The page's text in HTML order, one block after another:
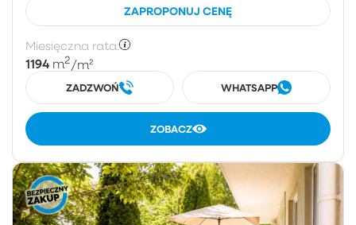
ZAPROPONUJ CENĘ
Miesięczna rata:
1194 m2/m²
ZADZWOŃ WHATSAPP
ZOBACZ